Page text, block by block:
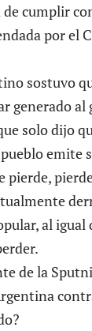
cumplir
por el
sostuvo
generado al
solo dijo
emite
pierde,
al igual